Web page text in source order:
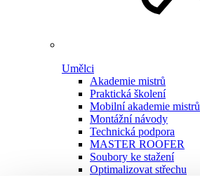
Umělci
Akademie mistrů
Praktická školení
Mobilní akademie mistrů
Montážní návody
Technická podpora
MASTER ROOFER
Soubory ke stažení
Optimalizovat střechu